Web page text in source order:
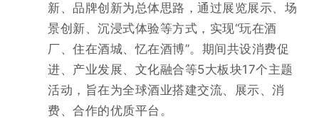
新、品牌创新为总体思路，通过展览展示、场
景创新、沉浸式体验等方式，实现“玩在酒
厂、住在酒城、忆在酒博”。期间共设消费促
进、产业发展、文化融合等5大板块17个主题
活动，旨在为全球酒业搭建交流、展示、消
费、合作的优质平台。